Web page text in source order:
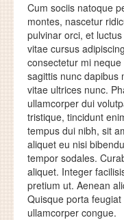
Cum sociis natoque
montes, nascetur
pulvinar orci, et
vitae cursus
consectetur mi
sagittis nunc dapibus
vitae ultrices nunc.
ullamcorper dui
tristique, tincidunt
tempus dui nibh, sit
aliquet eu nisi
tempor sodales.
aliquet. Integer
pretium ut. Aenean
Quisque porta
ullamcorper congue.